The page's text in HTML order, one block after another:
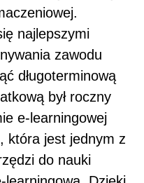
najlepszymi
zawodu
długoterminową
był roczny
e-learningowej
która jest jednym z
do nauki